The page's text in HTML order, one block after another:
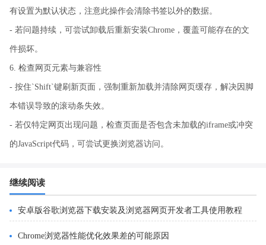
有设置为默认状态，注意此操作会清除书签以外的数据。
- 若问题持续，可尝试卸载后重新安装Chrome，覆盖可能存在的文
件损坏。
6. 检查网页元素与兼容性
- 按住`Shift`键刷新页面，强制重新加载并清除网页缓存，解决因脚
本错误导致的滚动条失效。
- 若仅特定网页出现问题，检查页面是否包含未加载的iframe或冲突
的JavaScript代码，可尝试更换浏览器访问。
继续阅读
安卓版谷歌浏览器下载安装及浏览器网页开发者工具使用教程
Chrome浏览器性能优化效果差的可能原因